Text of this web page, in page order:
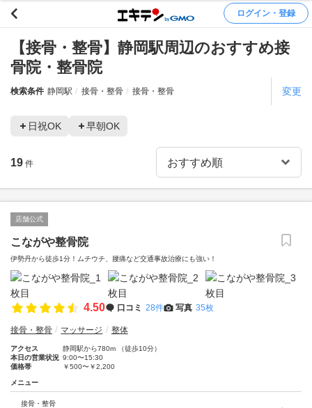
ログイン・登録
【接骨・整骨】静岡駅周辺のおすすめ接
骨院・整骨院
検索条件 静岡駅 接骨・整骨 接骨・整骨 変更
日祝OK 早朝OK
19 件
店舗公式
こながや整骨院
伊勢丹から徒歩1分！ムチウチ、腰痛など交通事故治療にも強い！
4.50 口コミ 28件 写真 35枚
接骨・整骨 マッサージ 整体
アクセス
静岡駅から780m （徒歩10分）
本日の営業状況 9:00〜15:30
価格帯
￥500〜￥2,200
メニュー
接骨・整骨